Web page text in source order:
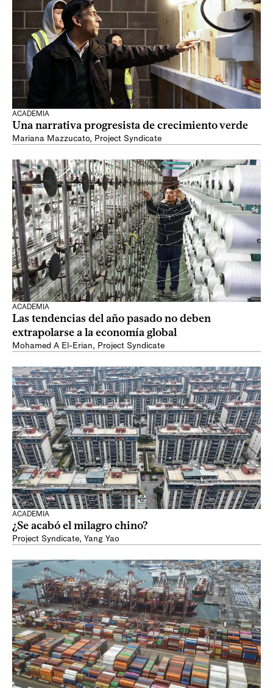
ACADEMIA
Una narrativa progresista de crecimiento verde
Mariana Mazzucato, Project Syndicate
ACADEMIA
Las tendencias del año pasado no deben
extrapolarse a la economía global
Mohamed A El-Erian, Project Syndicate
ACADEMIA
¿Se acabó el milagro chino?
Project Syndicate, Yang Yao